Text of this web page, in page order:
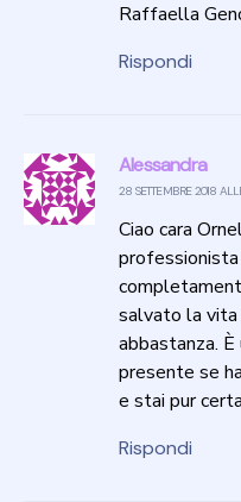
Raffaella
Rispondi
Alessandra
28 SETTEMBRE 2018
Ciao cara
professionista
salvato la vita
abbastanza.
presente se
e stai pur
Rispondi